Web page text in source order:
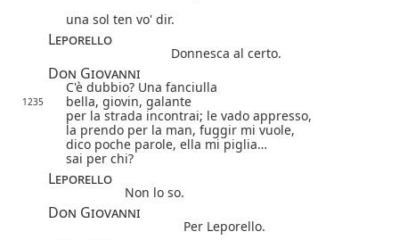
una sol ten vo' dir.
Leporello
Donnesca al certo.
Don Giovanni
C'è dubbio? Una fanciulla
1235
bella, giovin, galante
per la strada incontrai; le vado appresso,
la prendo per la man, fuggir mi vuole,
dico poche parole, ella mi piglia…
sai per chi?
Leporello
Non lo so.
Don Giovanni
Per Leporello.